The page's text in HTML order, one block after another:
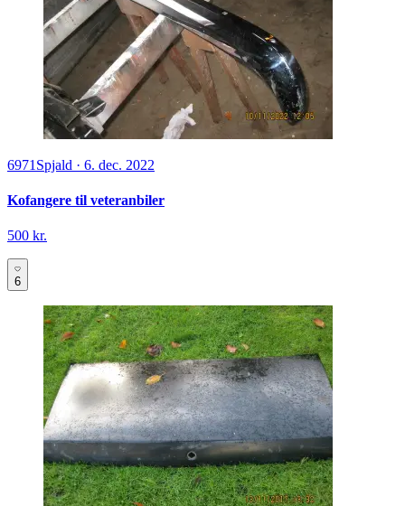
6971 Spjald · 6. dec. 2022
Kofangere til veteranbiler
500 kr.
6